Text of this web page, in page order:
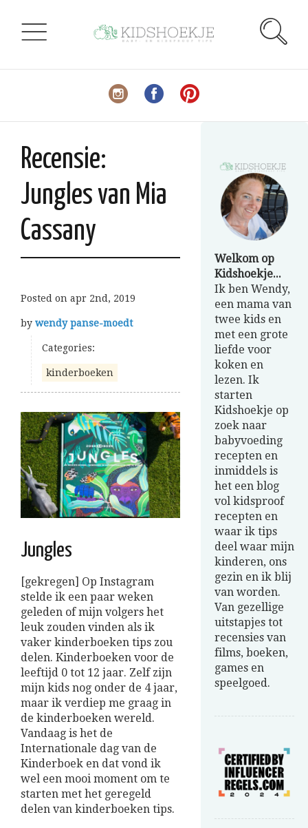
Recensie:
Jungles van Mia
Cassany
Posted on apr 2nd, 2019
by wendy panse-moedt
Categories:
kinderboeken
Jungles
[gekregen] Op Instagram
stelde ik een paar weken
geleden of mijn volgers het
leuk zouden vinden als ik
vaker kinderboeken tips zou
delen. Kinderboeken voor de
leeftijd 0 tot 12 jaar. Zelf zijn
mijn kids nog onder de 4 jaar,
maar ik verdiep me graag in
de kinderboeken wereld.
Vandaag is het de
Internationale dag van de
Kinderboek en dat vond ik
wel een mooi moment om te
starten met het geregeld
delen van kinderboeken tips.
Welkom op
Kidshoekje...
Ik ben Wendy,
een mama van
twee kids en
met een grote
liefde voor
koken en
lezen. Ik
starten
Kidshoekje op
zoek naar
babyvoeding
recepten en
inmiddels is
het een blog
vol kidsproof
recepten en
waar ik tips
deel waar mijn
kinderen, ons
gezin en ik blij
van worden.
Van gezellige
uitstapjes tot
recensies van
films, boeken,
games en
speelgoed.